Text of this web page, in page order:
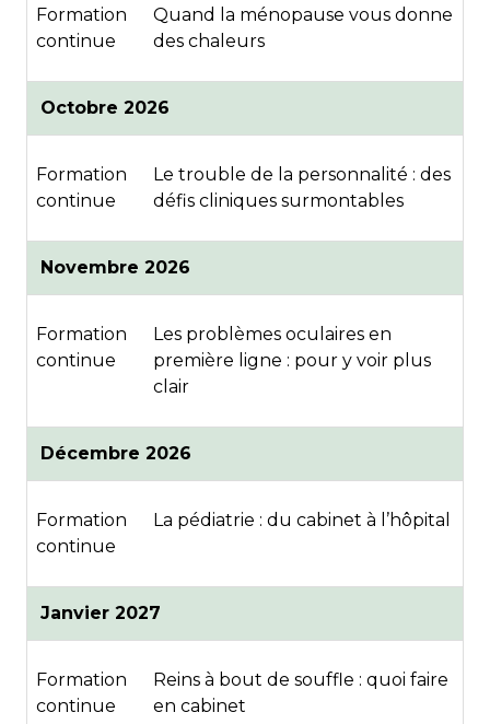
Formation
continue
Quand la ménopause vous donne
des chaleurs
Octobre 2026
Formation
continue
Le trouble de la personnalité : des
défis cliniques surmontables
Novembre 2026
Formation
continue
Les problèmes oculaires en
première ligne : pour y voir plus
clair
Décembre 2026
Formation
continue
La pédiatrie : du cabinet à l’hôpital
Janvier 2027
Formation
continue
Reins à bout de souffle : quoi faire
en cabinet